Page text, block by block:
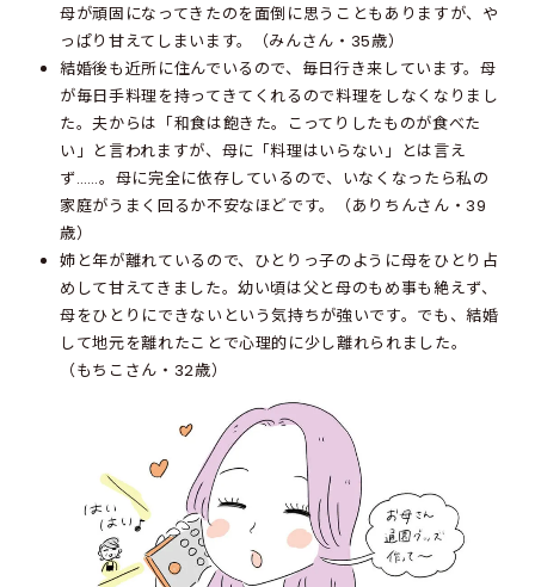
母が頑固になってきたのを面倒に思うこともありますが、や
っぱり甘えてしまいます。（みんさん・35歳）
結婚後も近所に住んでいるので、毎日行き来しています。母
が毎日手料理を持ってきてくれるので料理をしなくなりまし
た。夫からは「和食は飽きた。こってりしたものが食べた
い」と言われますが、母に「料理はいらない」とは言え
ず……。母に完全に依存しているので、いなくなったら私の
家庭がうまく回るか不安なほどです。（ありちんさん・39
歳）
姉と年が離れているので、ひとりっ子のように母をひとり占
めして甘えてきました。幼い頃は父と母のもめ事も絶えず、
母をひとりにできないという気持ちが強いです。でも、結婚
して地元を離れたことで心理的に少し離れられました。
（もちこさん・32歳）